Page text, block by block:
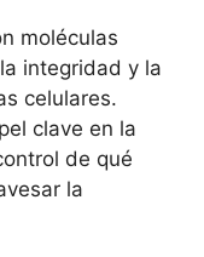
moléculas
integridad y la
celulares.⁣
⁤clave en la
‌de​ qué
la